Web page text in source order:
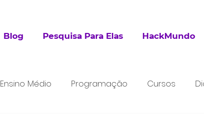
Blog Pesquisa Para Elas HackMundo
Ensino Médio Programação Cursos